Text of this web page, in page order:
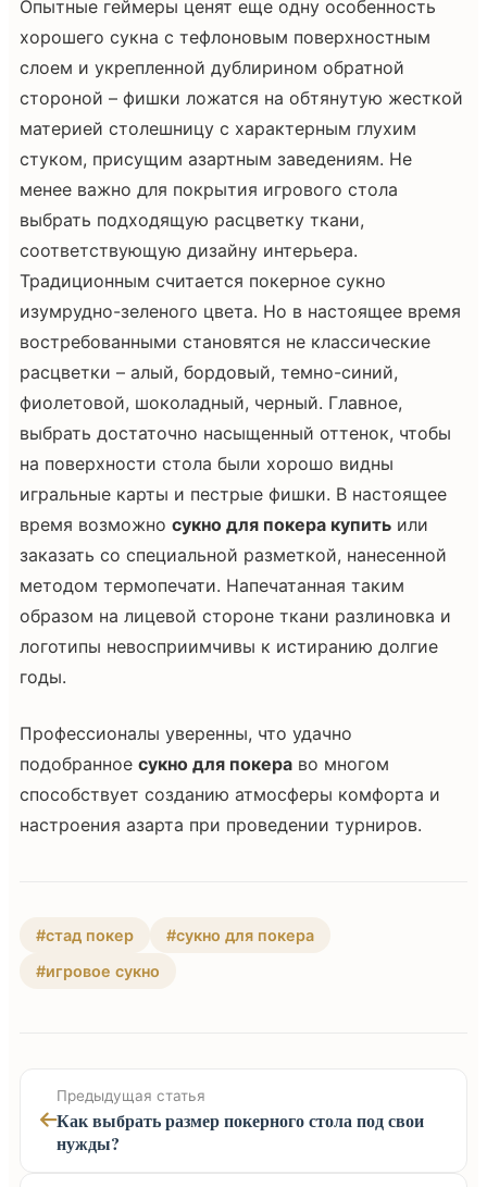
Опытные геймеры ценят еще одну особенность
хорошего сукна с тефлоновым поверхностным
слоем и укрепленной дублирином обратной
стороной – фишки ложатся на обтянутую жесткой
материей столешницу с характерным глухим
стуком, присущим азартным заведениям. Не
менее важно для покрытия игрового стола
выбрать подходящую расцветку ткани,
соответствующую дизайну интерьера.
Традиционным считается покерное сукно
изумрудно-зеленого цвета. Но в настоящее время
востребованными становятся не классические
расцветки – алый, бордовый, темно-синий,
фиолетовой, шоколадный, черный. Главное,
выбрать достаточно насыщенный оттенок, чтобы
на поверхности стола были хорошо видны
игральные карты и пестрые фишки. В настоящее
время возможно сукно для покера купить или
заказать со специальной разметкой, нанесенной
методом термопечати. Напечатанная таким
образом на лицевой стороне ткани разлиновка и
логотипы невосприимчивы к истиранию долгие
годы.
Профессионалы уверенны, что удачно
подобранное сукно для покера во многом
способствует созданию атмосферы комфорта и
настроения азарта при проведении турниров.
#стад покер
#сукно для покера
#игровое сукно
Предыдущая статья
Как выбрать размер покерного стола под свои
нужды?